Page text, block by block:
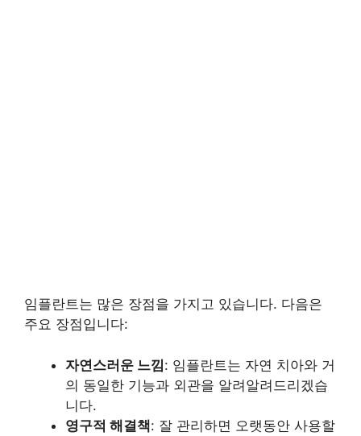
임플란트는 많은 장점을 가지고 있습니다. 다음은
주요 장점입니다:
자연스러운 느낌: 임플란트는 자연 치아와 거
의 동일한 기능과 외관을 알려알려드리겠습
니다.
영구적 해결책: 잘 관리하면 오랫동안 사용할